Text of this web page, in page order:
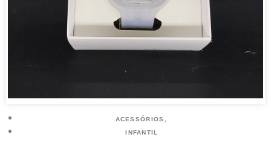
ACESSÓRIOS ,
INFANTIL